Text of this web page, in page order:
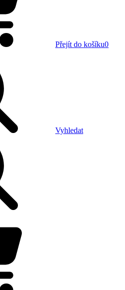
Přejít do košíku0
Vyhledat